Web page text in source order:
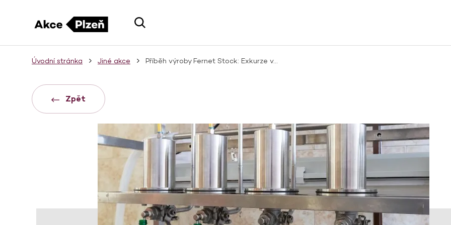
Úvodní stránka Jiné akce Příběh výroby Fernet Stock: Exkurze v…
Zpět